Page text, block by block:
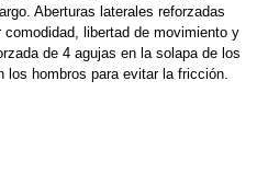
Aberturas laterales reforzadas
libertad de movimiento y
de 4 agujas en la solapa de los
los hombros para evitar la fricción.